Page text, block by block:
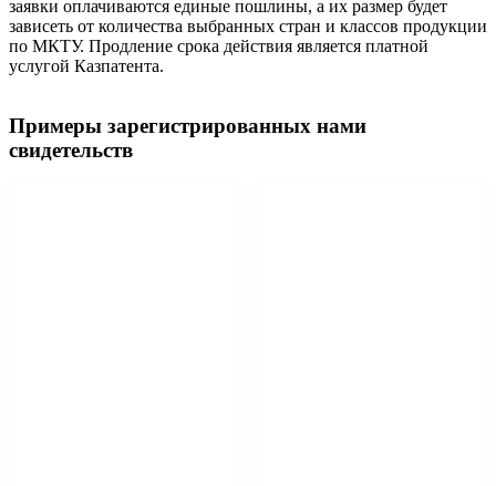
заявки оплачиваются единые пошлины, а их размер будет
зависеть от количества выбранных стран и классов продукции
по МКТУ. Продление срока действия является платной
услугой Казпатента.
Примеры зарегистрированных нами
свидетельств